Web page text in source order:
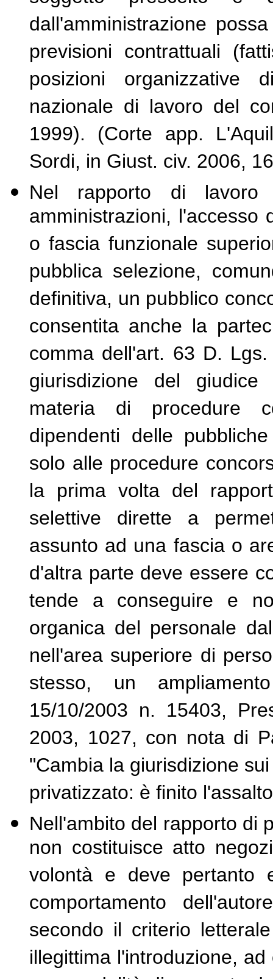
dall'amministrazione
previsioni contrattuali
posizioni organizzative
nazionale di lavoro del
1999). (Corte app.
Sordi, in Giust. civ. 2006,
Nel rapporto di lavoro
amministrazioni, l'accesso
o fascia funzionale
pubblica selezione,
definitiva, un pubblico
consentita anche la
comma dell'art. 63 D.
giurisdizione del
materia di procedure
dipendenti delle
solo alle procedure
la prima volta del
selettive dirette a
assunto ad una fascia o
d'altra parte deve essere
tende a conseguire e
organica del personale
nell'area superiore di
stesso, un
15/10/2003 n. 15403,
2003, 1027, con nota di
"Cambia la giurisdizione
privatizzato: è finito
Nell'ambito del rapporto di
non costituisce atto
volontà e deve pertanto
comportamento
secondo il criterio
illegittima l'introduzione,